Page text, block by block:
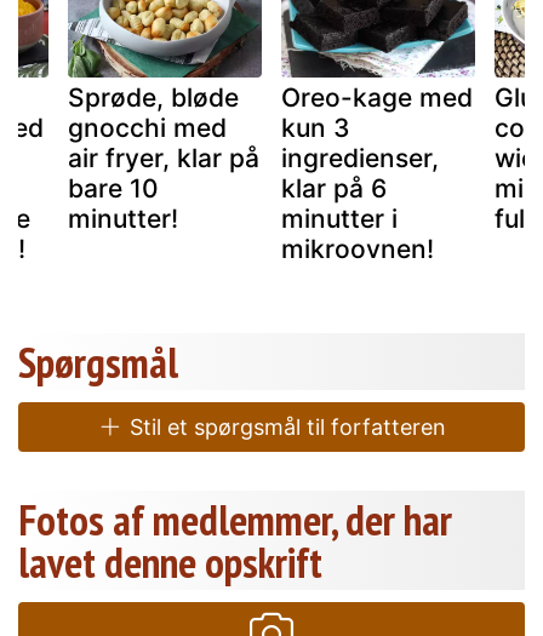
Sprøde, bløde
gnocchi med
air fryer, klar på
bare 10
minutter!
Oreo-kage med
kun 3
ingredienser,
klar på 6
minutter i
mikroovnen!
Spørgsmål
Stil et spørgsmål til forfatteren
Fotos af medlemmer, der har
lavet denne opskrift